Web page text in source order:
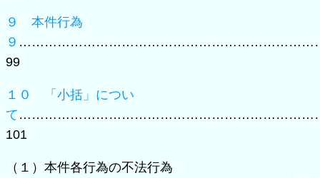
９ 本件行為
９
99
１０ 「小括」につい
て
101
（１）本件各行為の不法行為